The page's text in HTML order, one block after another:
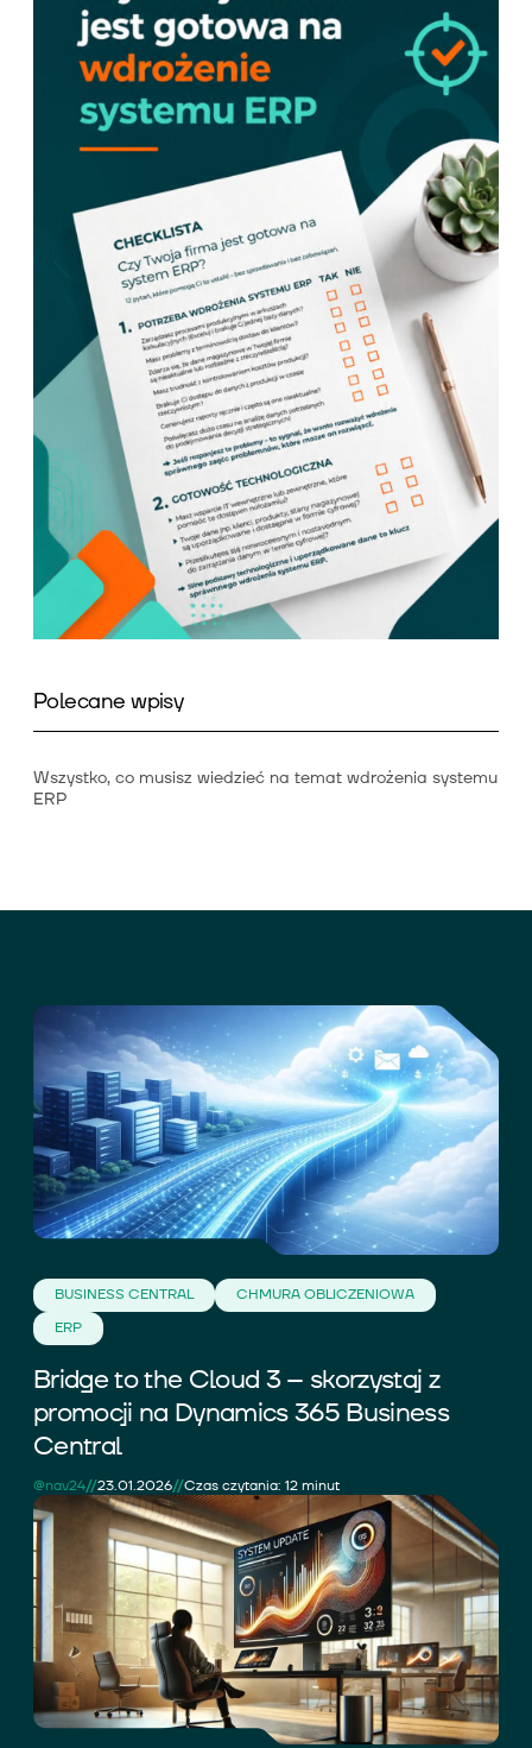
Polecane wpisy
Wszystko, co musisz wiedzieć na temat wdrożenia systemu
ERP
BUSINESS CENTRAL
CHMURA OBLICZENIOWA
ERP
Bridge to the Cloud 3 – skorzystaj z
promocji na Dynamics 365 Business
Central
@nav24//23.01.2026//Czas czytania: 12 minut